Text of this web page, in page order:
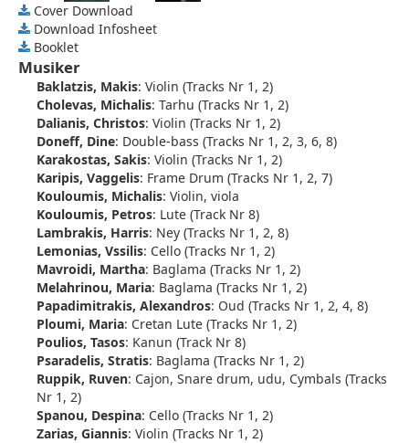
Cover Download
Download Infosheet
Booklet
Musiker
Baklatzis, Makis: Violin (Tracks Nr 1, 2)
Cholevas, Michalis: Tarhu (Tracks Nr 1, 2)
Dalianis, Christos: Violin (Tracks Nr 1, 2)
Doneff, Dine: Double-bass (Tracks Nr 1, 2, 3, 6, 8)
Karakostas, Sakis: Violin (Tracks Nr 1, 2)
Karipis, Vaggelis: Frame Drum (Tracks Nr 1, 2, 7)
Kouloumis, Michalis: Violin, viola
Kouloumis, Petros: Lute (Track Nr 8)
Lambrakis, Harris: Ney (Tracks Nr 1, 2, 8)
Lemonias, Vssilis: Cello (Tracks Nr 1, 2)
Mavroidi, Martha: Baglama (Tracks Nr 1, 2)
Melahrinou, Maria: Baglama (Tracks Nr 1, 2)
Papadimitrakis, Alexandros: Oud (Tracks Nr 1, 2, 4, 8)
Ploumi, Maria: Cretan Lute (Tracks Nr 1, 2)
Poulios, Tasos: Kanun (Track Nr 8)
Psaradelis, Stratis: Baglama (Tracks Nr 1, 2)
Ruppik, Ruven: Cajon, Snare drum, udu, Cymbals (Tracks
Nr 1, 2)
Spanou, Despina: Cello (Tracks Nr 1, 2)
Zarias, Giannis: Violin (Tracks Nr 1, 2)